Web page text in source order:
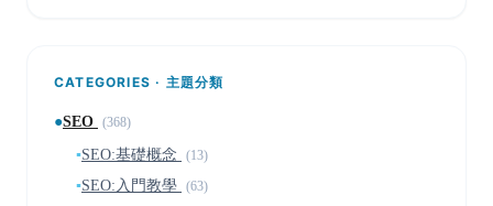
CATEGORIES · 主題分類
●SEO (368)
▪SEO:基礎概念 (13)
▪SEO:入門教學 (63)